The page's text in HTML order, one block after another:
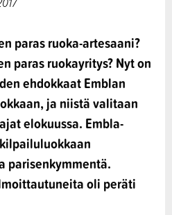
paras ruoka-artesaani?
paras ruokayritys? Nyt on
ehdokkaat Emblan
ja niistä valitaan
elokuussa. Embla-
parisenkymmentä.
oli peräti